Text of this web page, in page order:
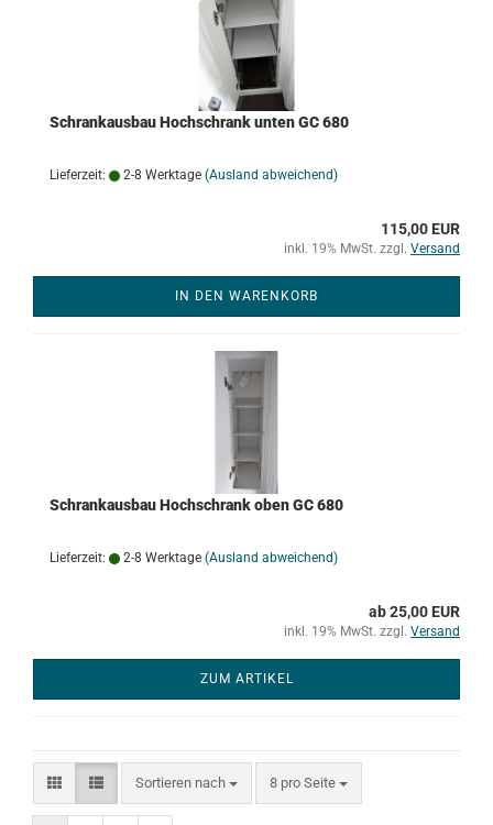
Schrankausbau Hochschrank unten GC 680
Lieferzeit: 2-8 Werktage (Ausland abweichend)
115,00 EUR
inkl. 19% MwSt. zzgl. Versand
IN DEN WARENKORB
Schrankausbau Hochschrank oben GC 680
Lieferzeit: 2-8 Werktage (Ausland abweichend)
ab 25,00 EUR
inkl. 19% MwSt. zzgl. Versand
ZUM ARTIKEL
Sortieren nach
Sortieren nach 8 pro Seite
pro Seite